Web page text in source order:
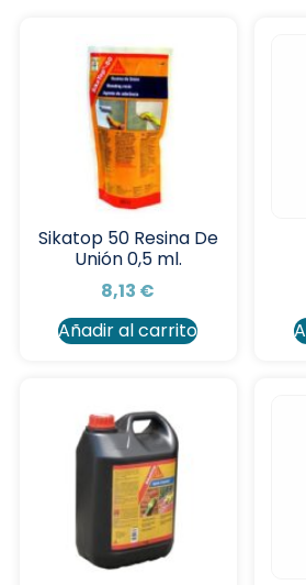
Sikatop 50 Resina De
Unión 0,5 ml.
8,13 €
Añadir al carrito